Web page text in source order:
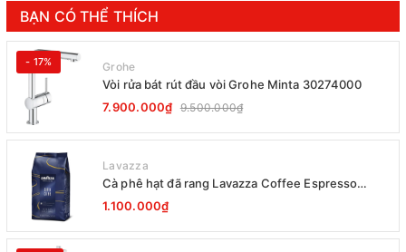
BẠN CÓ THỂ THÍCH
- 17% Grohe
Vòi rửa bát rút đầu vòi Grohe Minta 30274000
7.900.000₫ 9.500.000₫
Lavazza
Cà phê hạt đã rang Lavazza Coffee Espresso
Super Crema 1000g Date 12-2027
1.100.000₫